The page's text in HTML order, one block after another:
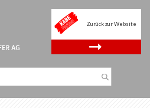
Zurück zur Website
.